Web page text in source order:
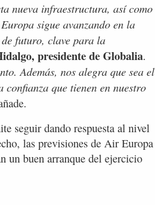
nueva infraestructura, así como
sigue avanzando en la
futuro, clave para la
presidente de Globalia.
Además, nos alegra que sea el
que tienen en nuestro
seguir dando respuesta al nivel
las previsiones de Air Europa
un buen arranque del ejercicio